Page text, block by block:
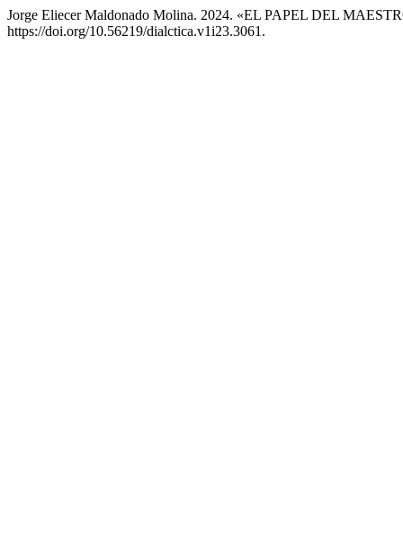
Jorge Eliecer Maldonado Molina. 2024. «EL PAPEL DEL
https://doi.org/10.56219/dialctica.v1i23.3061.